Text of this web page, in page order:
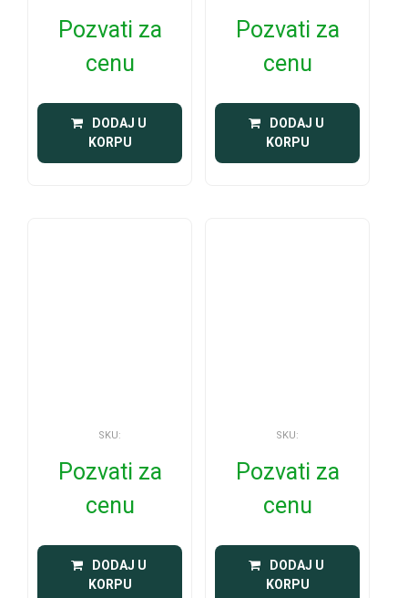
Pozvati za
cenu
DODAJ U
KORPU
Pozvati za
cenu
DODAJ U
KORPU
SKU:
Pozvati za
cenu
DODAJ U
KORPU
SKU:
Pozvati za
cenu
DODAJ U
KORPU